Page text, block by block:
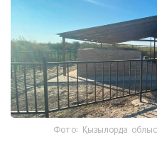
Фото: Қызылорда